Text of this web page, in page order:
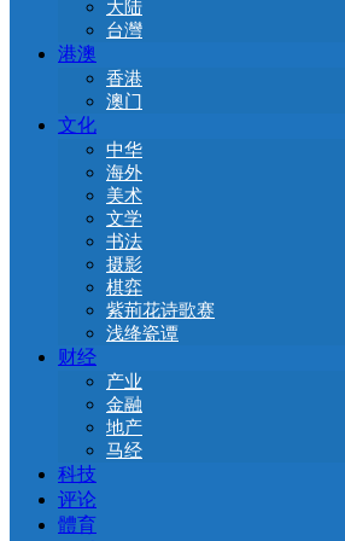
大陆
台灣
港澳
香港
澳门
文化
中华
海外
美术
文学
书法
摄影
棋弈
紫荊花诗歌赛
浅绛瓷谭
财经
产业
金融
地产
马经
科技
评论
體育